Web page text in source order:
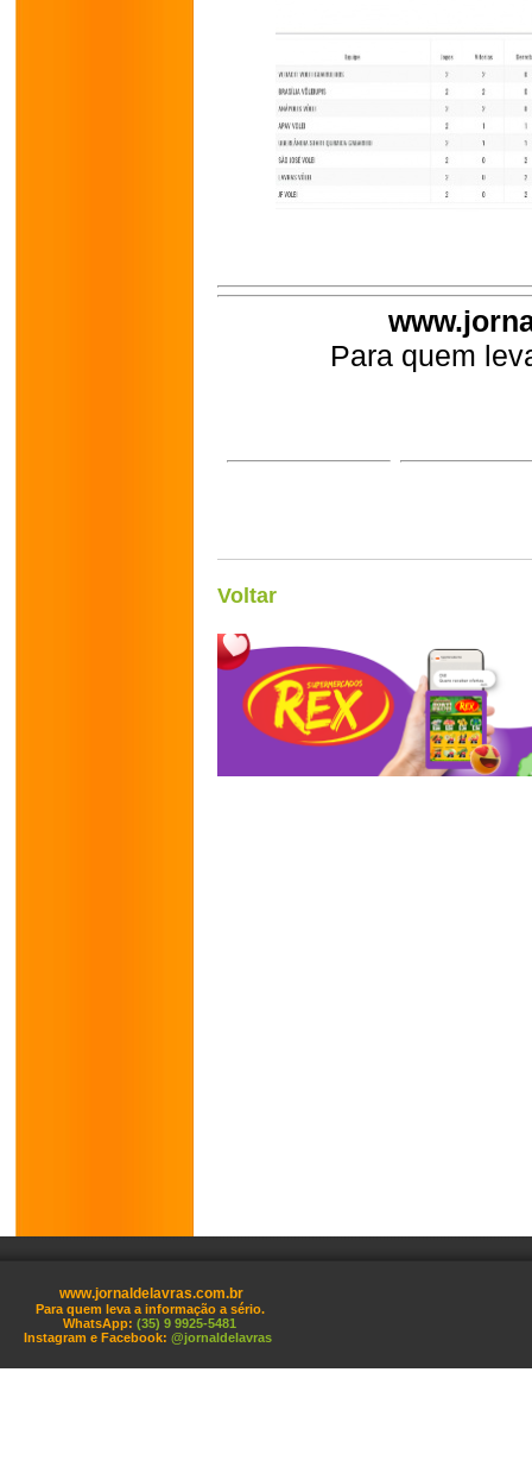
Para quem
Voltar
www.jornaldelavras.com.br
Para quem leva a informação a sério.
WhatsApp: (35) 9 9925-5481
Instagram e Facebook: @jornaldelavras